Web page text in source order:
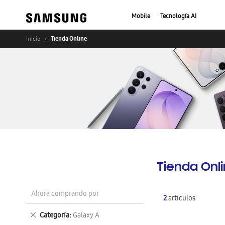
Mobile Tecnología AI
Inicio Tienda Online
Tienda
2artículos
Ahora comprando por
Categoría Galaxy A
Eliminar